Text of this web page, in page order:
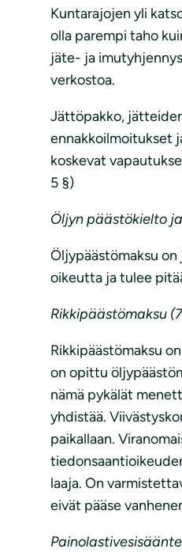
Kuntarajojen yli
olla parempi taho
jäte- ja
verkostoa.
Jättöpakko,
ennakkoilmoitukset
koskevat
5 §)
Öljyn päästökielto
Öljypäästömaksu
oikeutta ja tulee
Rikkipäästömaksu
Rikkipäästömaksu
on opittu
nämä pykälät
yhdistää.
paikallaan.
laaja. On
eivät pääse